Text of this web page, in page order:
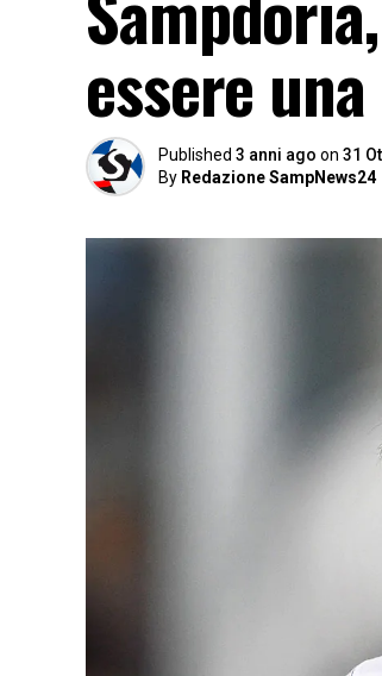
essere
Published 3 anni ago on 31
By Redazione SampNews24